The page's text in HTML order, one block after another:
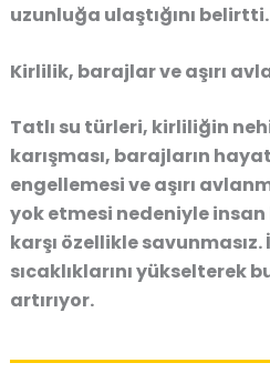
uzunluğa ulaştığını belirtti.
Kirlilik, barajlar ve aşırı
Tatlı su türleri, kirliliğin
karışması, barajların
engellemesi ve aşırı
yok etmesi nedeniyle
karşı özellikle
sıcaklıklarını yükselterek
artırıyor.